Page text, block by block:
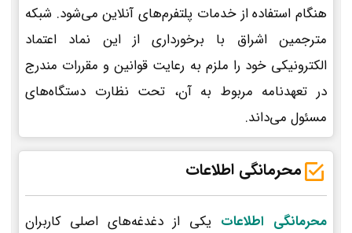
هنگام استفاده از خدمات پلتفرم‌های آنلاین می‌شود. شبکه
مترجمین اشراق با برخورداری از این نماد اعتماد
الکترونیکی خود را ملزم به رعایت قوانین و مقررات مندرج
در تعهدنامه مربوط به آن، تحت نظارت دستگاه‌های
مسئول می‌داند.
محرمانگی اطلاعات
محرمانگی اطلاعات یکی از دغدغه‌های اصلی کاربران